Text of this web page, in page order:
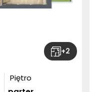
+2
Piętro